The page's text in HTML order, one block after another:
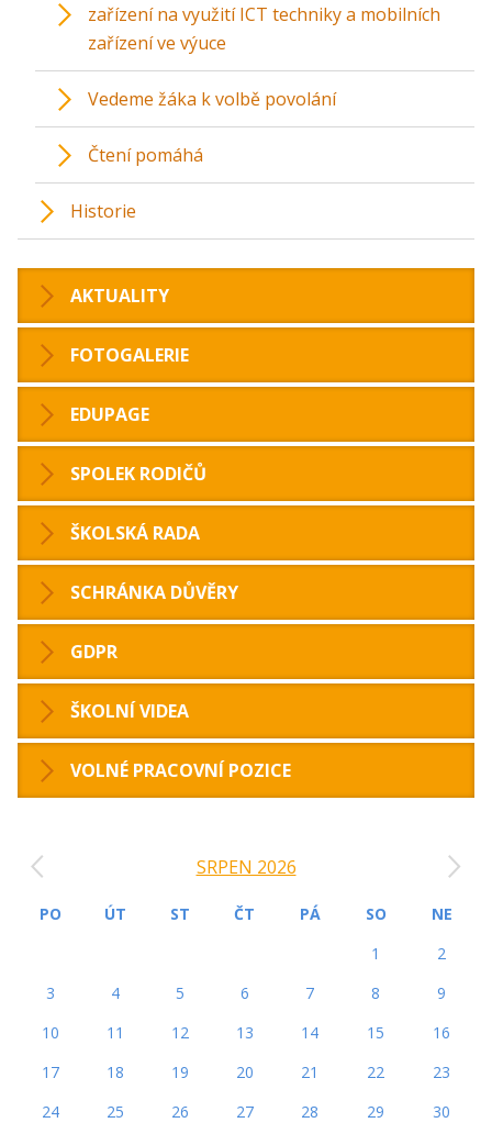
zařízení na využití ICT techniky a mobilních
zařízení ve výuce
Vedeme žáka k volbě povolání
Čtení pomáhá
Historie
AKTUALITY
FOTOGALERIE
EDUPAGE
SPOLEK RODIČŮ
ŠKOLSKÁ RADA
SCHRÁNKA DŮVĚRY
GDPR
ŠKOLNÍ VIDEA
VOLNÉ PRACOVNÍ POZICE
SRPEN 2026
PO ÚT ST ČT PÁ SO
NE
1
2
3
4 5 6 7 8
9
10
11 12 13 14 15
16
17
18 19 20 21 22
23
24
25 26 27 28 29
30